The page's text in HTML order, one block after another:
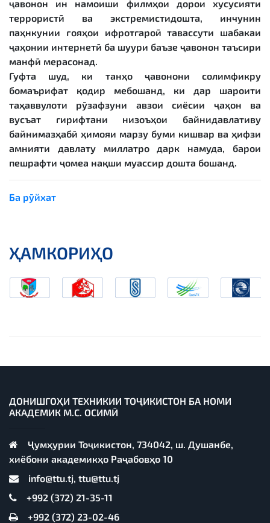
ҷавонон ин намоиши филмҳои дорои хусусияти
террористӣ ва экстремистидошта, инчунин
паҳнкунии ғояҳои ифротгароӣ тавассути шабакаи
ҷаҳонии интернетӣ ба шуури баъзе ҷавонон таъсири
манфӣ мерасонад.
Гуфта шуд, ки танҳо ҷавонони солимфикру
бомаърифат қодир мебошанд, ки дар шароити
таҳаввулоти рӯзафзуни авзои сиёсии ҷаҳон ва
вусъат гирифтани низоъҳои байнидавлативу
байнимазҳабӣ ҳимояи марзу буми кишвар ва ҳифзи
амнияти давлату миллатро дарк намуда, барои
пешрафти ҷомеа нақши муассир дошта бошанд.
Ба рӯйхат
ҲАМКОРИҲО
ДОНИШГОҲИ ТЕХНИКИИ ТОҶИКИСТОН БА НОМИ
АКАДЕМИК М.С. ОСИМӢ
Ҷумҳурии Тоҷикистон, 734042, ш. Душанбе,
хиёбони академикҳо Раҷабовҳо 10
info@ttu.tj, ttu@ttu.tj
+992 (372) 21-35-11
+992 (372) 23-02-46